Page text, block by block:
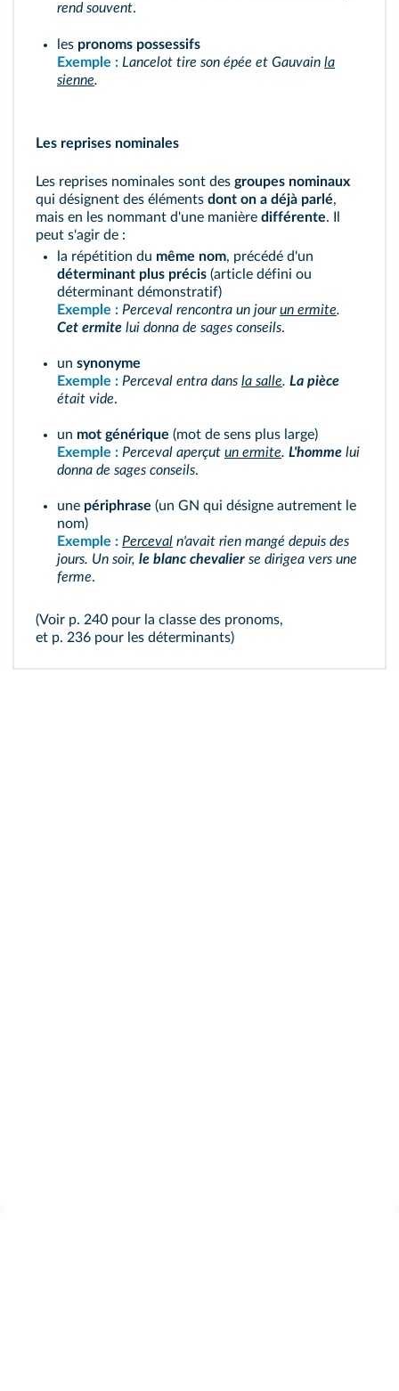
rend souvent.
les pronoms possessifs
Exemple : Lancelot tire son épée et Gauvain la
sienne.
Les reprises nominales
Les reprises nominales sont des groupes nominaux
qui désignent des éléments dont on a déjà parlé,
mais en les nommant d'une manière différente. Il
peut s'agir de :
la répétition du même nom, précédé d'un
déterminant plus précis (article défini ou
déterminant démonstratif)
Exemple : Perceval rencontra un jourun ermite.
Cet ermite lui donna de sages conseils.
un synonyme
Exemple : Perceval entra dans la salle. La pièce
était vide.
un mot générique (mot de sens plus large)
Exemple : Perceval aperçut un ermite. L'homme lui
donna de sages conseils.
une périphrase (un GN qui désigne autrement le
nom)
Exemple : Perceval n'avait rien mangé depuis des
jours. Un soir, le blanc chevalier se dirigea vers une
ferme.
(Voir p. 240 pour la classe des pronoms,
et p. 236 pour les déterminants)